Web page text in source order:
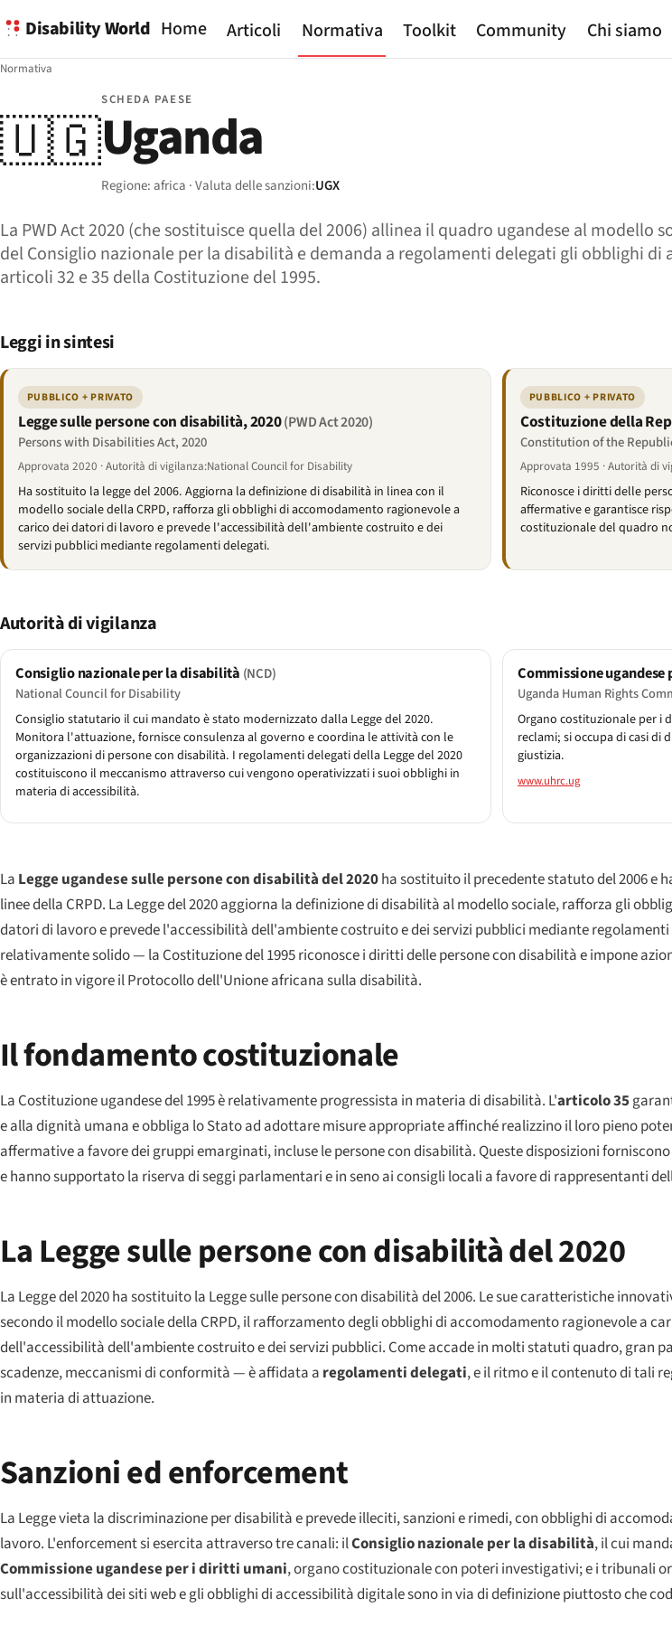
Disability World Home Articoli Normativa Toolkit Community Chi siamo
Normativa
🇺🇬
SCHEDA PAESE
Uganda
Regione: africa · Valuta delle sanzioni:UGX
La PWD Act 2020 (che sostituisce quella del 2006) allinea il quadro ugandese al modello
del Consiglio nazionale per la disabilità e demanda a regolamenti delegati gli obblighi
articoli 32 e 35 della Costituzione del 1995.
Leggi in sintesi
PUBBLICO + PRIVATO
Legge sulle persone con disabilità, 2020(PWD Act 2020)
Persons with Disabilities Act, 2020
Approvata 2020 · Autorità di vigilanza:National Council for Disability
Ha sostituito la legge del 2006. Aggiorna la definizione di disabilità in linea con il
modello sociale della CRPD, rafforza gli obblighi di accomodamento ragionevole a
carico dei datori di lavoro e prevede l'accessibilità dell'ambiente costruito e dei
servizi pubblici mediante regolamenti delegati.
PUBBLICO + PRIVATO
Costituzione della
Constitution of the
Approvata 1995 · Autorità di
Riconosce i diritti delle
affermative e garantisce
costituzionale del quadro
Autorità di vigilanza
Consiglio nazionale per la disabilità (NCD)
National Council for Disability
Consiglio statutario il cui mandato è stato modernizzato dalla Legge del 2020.
Monitora l'attuazione, fornisce consulenza al governo e coordina le attività con le
organizzazioni di persone con disabilità. I regolamenti delegati della Legge del 2020
costituiscono il meccanismo attraverso cui vengono operativizzati i suoi obblighi in
materia di accessibilità.
Commissione
Uganda Human Rights
Organo costituzionale per i
reclami; si occupa di casi di
giustizia.
www.uhrc.ug
La Legge ugandese sulle persone con disabilità del 2020ha sostituito il precedente statuto del 2006 e
linee della CRPD. La Legge del 2020 aggiorna la definizione di disabilità al modello sociale, rafforza gli
datori di lavoro e prevede l'accessibilità dell'ambiente costruito e dei servizi pubblici mediante
relativamente solido — la Costituzione del 1995 riconosce i diritti delle persone con disabilità e impone
è entrato in vigore il Protocollo dell'Unione africana sulla disabilità.
Il fondamento costituzionale
La Costituzione ugandese del 1995 è relativamente progressista in materia di disabilità. L'articolo 35
e alla dignità umana e obbliga lo Stato ad adottare misure appropriate affinché realizzino il loro pieno
affermative a favore dei gruppi emarginati, incluse le persone con disabilità. Queste disposizioni
e hanno supportato la riserva di seggi parlamentari e in seno ai consigli locali a favore di rappresentanti
La Legge sulle persone con disabilità del 2020
La Legge del 2020 ha sostituito la Legge sulle persone con disabilità del 2006. Le sue caratteristiche
secondo il modello sociale della CRPD, il rafforzamento degli obblighi di accomodamento ragionevole a
dell'accessibilità dell'ambiente costruito e dei servizi pubblici. Come accade in molti statuti quadro, gran
scadenze, meccanismi di conformità — è affidata a regolamenti delegati, e il ritmo e il contenuto di tali
in materia di attuazione.
Sanzioni ed enforcement
La Legge vieta la discriminazione per disabilità e prevede illeciti, sanzioni e rimedi, con obblighi di
lavoro. L'enforcement si esercita attraverso tre canali: ilConsiglio nazionale per la disabilità, il cui
Commissione ugandese per i diritti umani, organo costituzionale con poteri investigativi; e i tribunali
sull'accessibilità dei siti web e gli obblighi di accessibilità digitale sono in via di definizione piuttosto che